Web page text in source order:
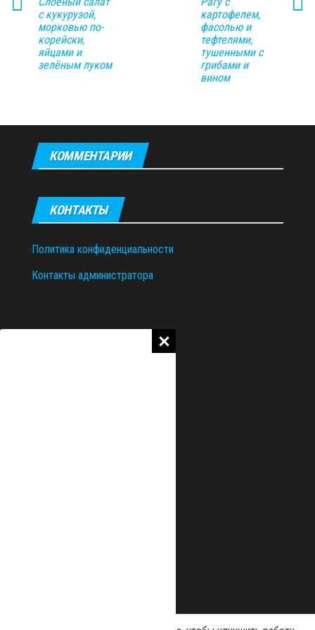
с кукурузой,
морковью по-
корейски,
яйцами и
зелёным луком
картофелем,
фасолью и
тефтелями,
тушенными с
грибами и
вином
КОММЕНТАРИИ
КОНТАКТЫ
Политика конфиденциальности
Контакты администратора